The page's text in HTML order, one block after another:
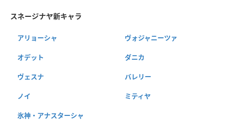
スネージナヤ新キャラ
アリョーシャ ヴォジャニーツァ
オデット ダニカ
ヴェスナ バレリー
ノイ ミティヤ
氷神・アナスターシャ